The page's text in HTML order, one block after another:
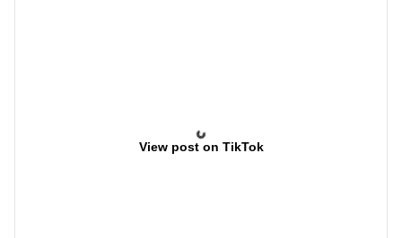
View post on TikTok